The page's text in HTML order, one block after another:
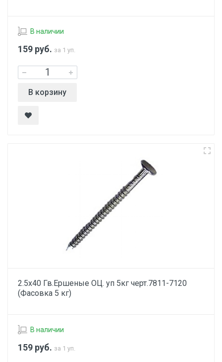
В наличии
159 руб. за 1 уп.
В корзину
2.5х40 Гв.Ершеные ОЦ. уп 5кг черт.7811-7120
(Фасовка 5 кг)
В наличии
159 руб. за 1 уп.